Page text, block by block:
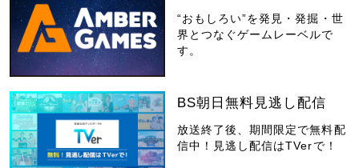
“おもしろい”を発見・発掘・世
界とつなぐゲームレーベルで
す。
BS朝日無料見逃し配信
放送終了後、期間限定で無料配
信中！見逃し配信はTVerで！